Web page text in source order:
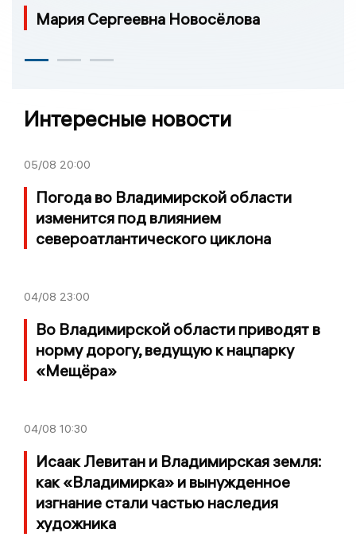
Мария Сергеевна Новосёлова
Интересные новости
05/08 20:00
Погода во Владимирской области
изменится под влиянием
североатлантического циклона
04/08 23:00
Во Владимирской области приводят в
норму дорогу, ведущую к нацпарку
«Мещёра»
04/08 10:30
Исаак Левитан и Владимирская земля:
как «Владимирка» и вынужденное
изгнание стали частью наследия
художника